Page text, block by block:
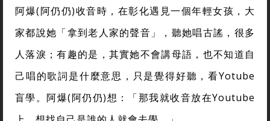
阿爆(阿仍仍)收音時，在彰化遇見一個年輕女孩，大
家都說她「拿到老人家的聲音」，聽她唱古謠，很多
人落淚；有趣的是，其實她不會講母語，也不知道自
己唱的歌詞是什麼意思，只是覺得好聽，看Yotube
盲學。阿爆(阿仍仍)想：「那我就收音放在Youtube